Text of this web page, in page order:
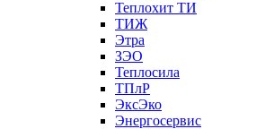
Теплохит ТИ
ТИЖ
Этра
ЗЭО
Теплосила
ТПлР
ЭксЭко
Энергосервис